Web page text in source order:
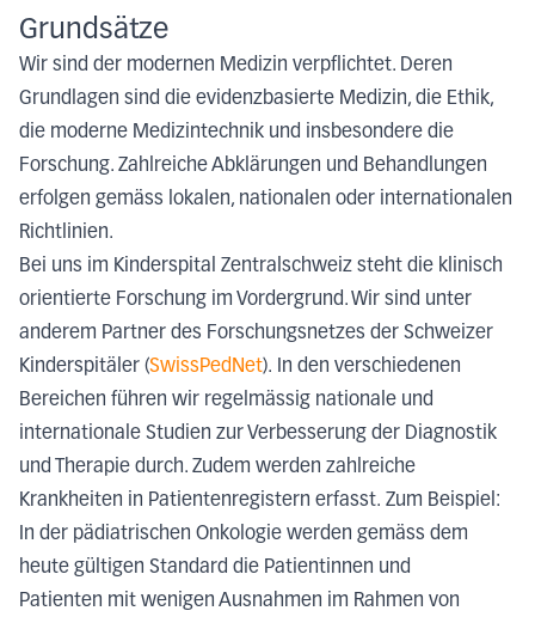
Grundsätze
Wir sind der modernen Medizin verpflichtet. Deren
Grundlagen sind die evidenzbasierte Medizin, die Ethik,
die moderne Medizintechnik und insbesondere die
Forschung. Zahlreiche Abklärungen und Behandlungen
erfolgen gemäss lokalen, nationalen oder internationalen
Richtlinien.
Bei uns im Kinderspital Zentralschweiz steht die klinisch
orientierte Forschung im Vordergrund. Wir sind unter
anderem Partner des Forschungsnetzes der Schweizer
Kinderspitäler (SwissPedNet). In den verschiedenen
Bereichen führen wir regelmässig nationale und
internationale Studien zur Verbesserung der Diagnostik
und Therapie durch. Zudem werden zahlreiche
Krankheiten in Patientenregistern erfasst. Zum Beispiel:
In der pädiatrischen Onkologie werden gemäss dem
heute gültigen Standard die Patientinnen und
Patienten mit wenigen Ausnahmen im Rahmen von